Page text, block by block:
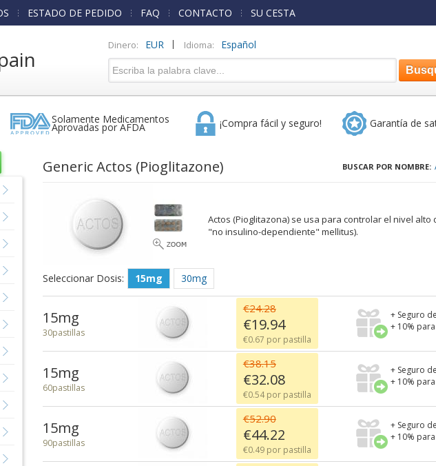
ESTADO DE PEDIDO FAQ CONTACTO SU CESTA
Dinero: EUR | Idioma: Español
Solamente Medicamentos
Aprovadas por AFDA ¡Compra fácil y seguro! Garantía de
Generic Actos (Pioglitazone) BUSCAR POR NOMBRE:
Actos (Pioglitazona) se usa para controlar el nivel
"no insulino-dependiente" mellitus).
Seleccionar Dosis: 15mg 30mg
15mg
30pastillas
€24.28
€19.94
€0.67 por pastilla
+ Seguro
+ 10%
15mg
60pastillas
€38.15
€32.08
€0.54 por pastilla
+ Seguro
+ 10%
15mg
90pastillas
€52.90
€44.22
€0.49 por pastilla
+ Seguro
+ 10%